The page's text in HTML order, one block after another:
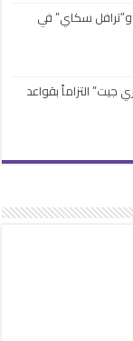
و”ترافل سكاي” في
49.9% من “إيزي جيت” التزاماً بقواعد